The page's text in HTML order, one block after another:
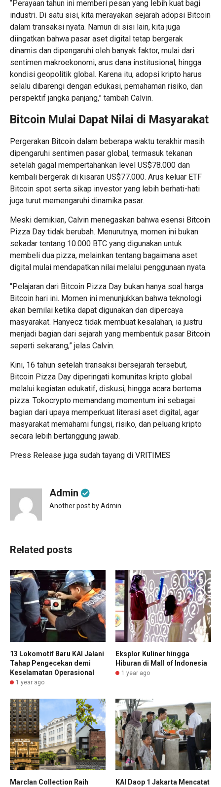
“Perayaan tahun ini memberi pesan yang lebih kuat bagi
industri. Di satu sisi, kita merayakan sejarah adopsi Bitcoin
dalam transaksi nyata. Namun di sisi lain, kita juga
diingatkan bahwa pasar aset digital tetap bergerak
dinamis dan dipengaruhi oleh banyak faktor, mulai dari
sentimen makroekonomi, arus dana institusional, hingga
kondisi geopolitik global. Karena itu, adopsi kripto harus
selalu dibarengi dengan edukasi, pemahaman risiko, dan
perspektif jangka panjang,” tambah Calvin.
Bitcoin Mulai Dapat Nilai di Masyarakat
Pergerakan Bitcoin dalam beberapa waktu terakhir masih
dipengaruhi sentimen pasar global, termasuk tekanan
setelah gagal mempertahankan level US$78.000 dan
kembali bergerak di kisaran US$77.000. Arus keluar ETF
Bitcoin spot serta sikap investor yang lebih berhati-hati
juga turut memengaruhi dinamika pasar.
Meski demikian, Calvin menegaskan bahwa esensi Bitcoin
Pizza Day tidak berubah. Menurutnya, momen ini bukan
sekadar tentang 10.000 BTC yang digunakan untuk
membeli dua pizza, melainkan tentang bagaimana aset
digital mulai mendapatkan nilai melalui penggunaan nyata.
“Pelajaran dari Bitcoin Pizza Day bukan hanya soal harga
Bitcoin hari ini. Momen ini menunjukkan bahwa teknologi
akan bernilai ketika dapat digunakan dan dipercaya
masyarakat. Hanyecz tidak membuat kesalahan, ia justru
menjadi bagian dari sejarah yang membentuk pasar Bitcoin
seperti sekarang,” jelas Calvin.
Kini, 16 tahun setelah transaksi bersejarah tersebut,
Bitcoin Pizza Day diperingati komunitas kripto global
melalui kegiatan edukatif, diskusi, hingga acara bertema
pizza. Tokocrypto memandang momentum ini sebagai
bagian dari upaya memperkuat literasi aset digital, agar
masyarakat memahami fungsi, risiko, dan peluang kripto
secara lebih bertanggung jawab.
Press Release juga sudah tayang di VRITIMES
Admin
Another post by Admin
Related posts
13 Lokomotif Baru KAI Jalani
Tahap Pengecekan demi
Keselamatan Operasional
1 year ago
Eksplor Kuliner hingga
Hiburan di Mall of Indonesia
1 year ago
Marclan Collection Raih
KAI Daop 1 Jakarta Mencatat